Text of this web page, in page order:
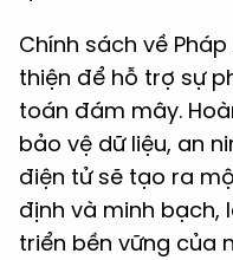
Chính sách về
thiện để hỗ trợ sự
toán đám mây.
bảo vệ dữ liệu, an
điện tử sẽ tạo ra
định và minh bạch,
triển bền vững của